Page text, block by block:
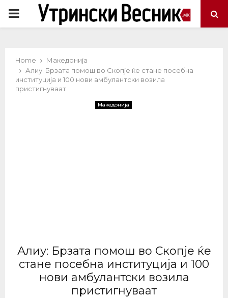
PRIMARY
Home
Македонија
Алиу: Брзата помош во Скопје ќе стане посебна
институција и 100 нови амбулантски возила
пристигнуваат
Македонија
Алиу: Брзата помош во Скопје ќе
стане посебна институција и 100
нови амбулантски возила
пристигнуваат